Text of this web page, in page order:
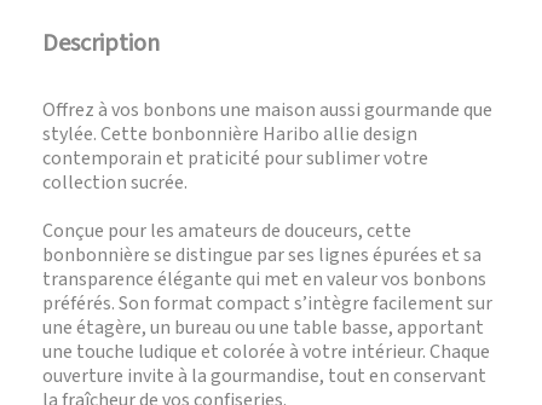
Description
Offrez à vos bonbons une maison aussi gourmande que
stylée. Cette bonbonnière Haribo allie design
contemporain et praticité pour sublimer votre
collection sucrée.
Conçue pour les amateurs de douceurs, cette
bonbonnière se distingue par ses lignes épurées et sa
transparence élégante qui met en valeur vos bonbons
préférés. Son format compact s’intègre facilement sur
une étagère, un bureau ou une table basse, apportant
une touche ludique et colorée à votre intérieur. Chaque
ouverture invite à la gourmandise, tout en conservant